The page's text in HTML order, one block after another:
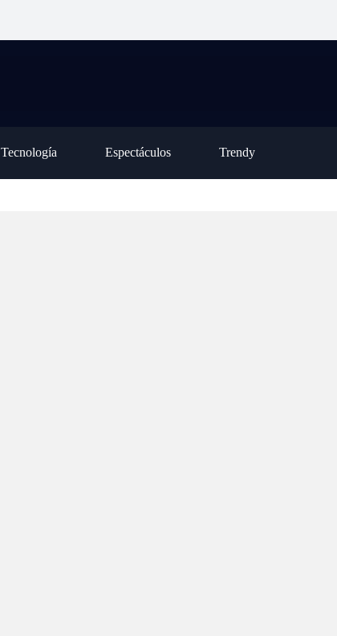
de agosto
poder
Tecnología Espectáculos Trendy